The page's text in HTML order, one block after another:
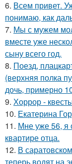
6. Всем привет.
понимаю, как
7. Мы с мужем
вместе уже
сыну всего год.
8. Поезд,
(верхняя полка
дочь, примерно
9. Хоррор -
10. Екатерина
11. Мне уже 56, я
квартире отца.
12. В
теперь водят на